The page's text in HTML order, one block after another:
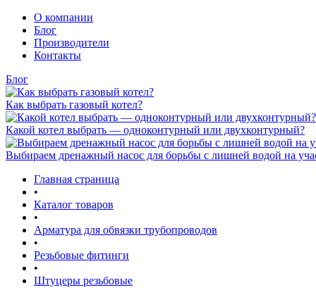
О компании
Блог
Производители
Контакты
Блог
Как выбрать газовый котел?
Какой котел выбрать — одноконтурный или двухконтурный?
Выбираем дренажный насос для борьбы с лишней водой на
Главная страница
•
Каталог товаров
•
Арматура для обвязки трубопроводов
•
Резьбовые фитинги
•
Штуцеры резьбовые